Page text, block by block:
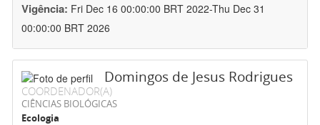
Vigência: Fri Dec 16 00:00:00 BRT 2022-Thu Dec 31
00:00:00 BRT 2026
Domingos de Jesus Rodrigues
COORDENADOR(A)
CIÊNCIAS BIOLÓGICAS
Ecologia